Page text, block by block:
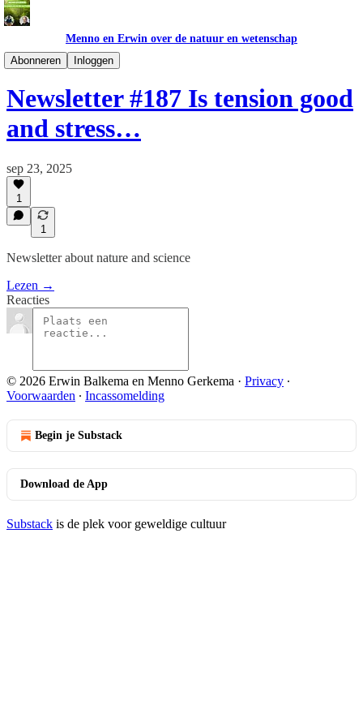
Menno en Erwin over de natuur en wetenschap
Abonneren
Inloggen
Newsletter ENG
Newsletter #187 Is tension good
and stress…
sep 23, 2025
1
1
Newsletter about nature and science
Lezen →
Reacties
© 2026 Erwin Balkema en Menno Gerkema · Privacy ∙
Voorwaarden ∙ Incassomelding
Begin je Substack
Download de App
Substack is de plek voor geweldige cultuur